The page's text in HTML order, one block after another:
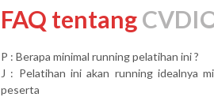
FAQ tentang
P : Berapa minimal running pelatihan ini ?
J : Pelatihan ini akan running idealnya
peserta